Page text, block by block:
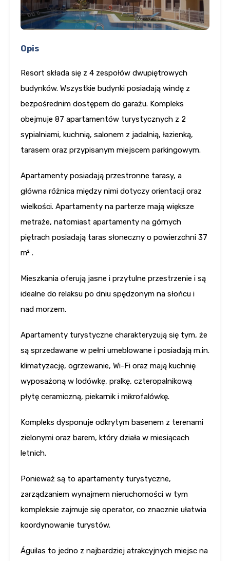
Opis
Resort składa się z 4 zespołów dwupiętrowych
budynków. Wszystkie budynki posiadają windę z
bezpośrednim dostępem do garażu. Kompleks
obejmuje 87 apartamentów turystycznych z 2
sypialniami, kuchnią, salonem z jadalnią, łazienką,
tarasem oraz przypisanym miejscem parkingowym.
Apartamenty posiadają przestronne tarasy, a
główna różnica między nimi dotyczy orientacji oraz
wielkości. Apartamenty na parterze mają większe
metraże, natomiast apartamenty na górnych
piętrach posiadają taras słoneczny o powierzchni 37
m² .
Mieszkania oferują jasne i przytulne przestrzenie i są
idealne do relaksu po dniu spędzonym na słońcu i
nad morzem.
Apartamenty turystyczne charakteryzują się tym, że
są sprzedawane w pełni umeblowane i posiadają m.in.
klimatyzację, ogrzewanie, Wi-Fi oraz mają kuchnię
wyposażoną w lodówkę, pralkę, czteropalnikową
płytę ceramiczną, piekarnik i mikrofalówkę.
Kompleks dysponuje odkrytym basenem z terenami
zielonymi oraz barem, który działa w miesiącach
letnich.
Ponieważ są to apartamenty turystyczne,
zarządzaniem wynajmem nieruchomości w tym
kompleksie zajmuje się operator, co znacznie ułatwia
koordynowanie turystów.
Águilas to jedno z najbardziej atrakcyjnych miejsc na